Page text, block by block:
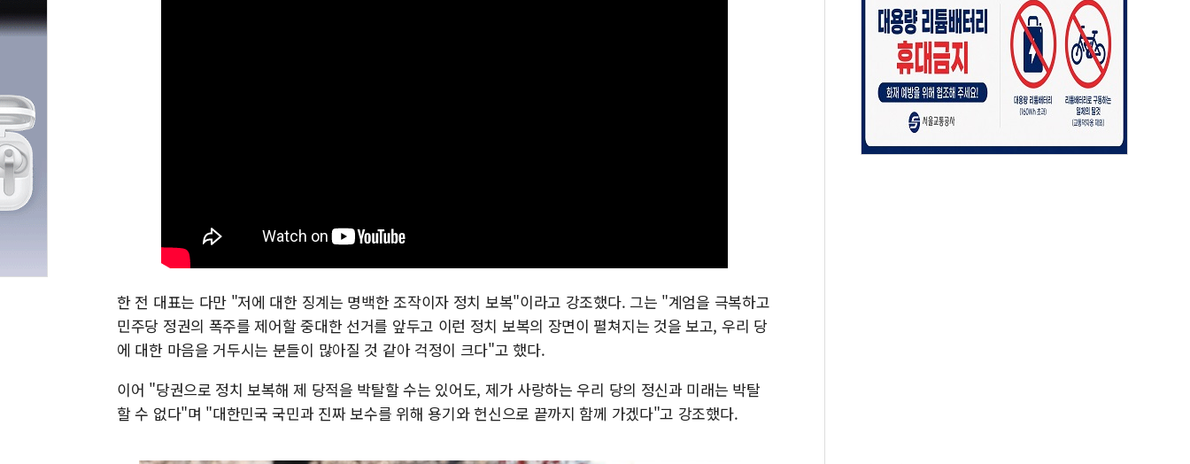
한 전 대표는 다만 "저에 대한 징계는 명백한 조작이자 정치 보복"이라고 강조했다. 그는 "계엄을 극복하고
민주당 정권의 폭주를 제어할 중대한 선거를 앞두고 이런 정치 보복의 장면이 펼쳐지는 것을 보고, 우리 당
에 대한 마음을 거두시는 분들이 많아질 것 같아 걱정이 크다"고 했다.
이어 "당권으로 정치 보복해 제 당적을 박탈할 수는 있어도, 제가 사랑하는 우리 당의 정신과 미래는 박탈
할 수 없다"며 "대한민국 국민과 진짜 보수를 위해 용기와 헌신으로 끝까지 함께 가겠다"고 강조했다.